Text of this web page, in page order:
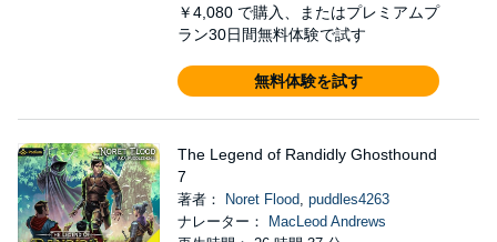
￥4,080 で購入、またはプレミアムプ
ラン30日間無料体験で試す
無料体験を試す
The Legend of Randidly Ghosthound
7
著者： Noret Flood, puddles4263
ナレーター：
MacLeod Andrews